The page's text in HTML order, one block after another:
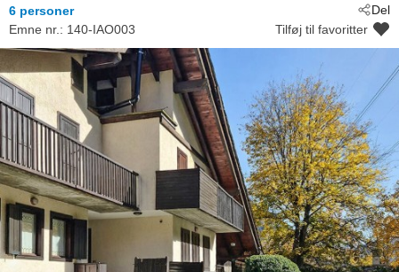
Del
6 personer
Emne nr.: 140-IAO003 Tilføj til favoritter